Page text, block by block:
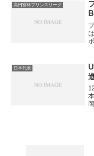
高円宮杯プリンスリーグ
日本代表